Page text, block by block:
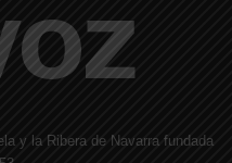
y la Ribera de Navarra fundada